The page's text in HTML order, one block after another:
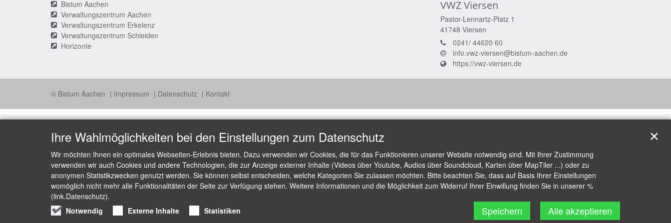
Bistum Aachen
Verwaltungszentrum Aachen
Verwaltungszentrum Erkelenz
Verwaltungszentrum Schleiden
Horizonte
VWZ Viersen
Pastor-Lennartz-Platz 1
41748 Viersen
0241/ 44620 60
info.vwz-viersen@bistum-aachen.de
https://vwz-viersen.de
© Bistum Aachen Impressum Datenschutz Kontakt
Ihre Wahlmöglichkeiten bei den Einstellungen zum Datenschutz
Wir möchten Ihnen ein optimales Webseiten-Erlebnis bieten. Dazu verwenden wir Cookies, die für das Funktionieren unserer Website notwendig sind. Mit Ihrer Zustimmung
verwenden wir auch Cookies und andere Technologien, die zur Anzeige externer Inhalte (Videos über Youtube, Audios über Soundcloud, Karten über MapTiler ...) oder zu
anonymen Statistikzwecken genutzt werden. Sie können selbst entscheiden, welche Kategorien Sie zulassen möchten. Bitte beachten Sie, dass auf Basis Ihrer Einstellungen
womöglich nicht mehr alle Funktionalitäten der Seite zur Verfügung stehen. Weitere Informationen und die Möglichkeit zum Widerruf Ihrer Einwillung finden Sie in unserer %
(link.Datenschutz).
Notwendig
Externe Inhalte Statistiken Speichern Alle akzeptieren
✕